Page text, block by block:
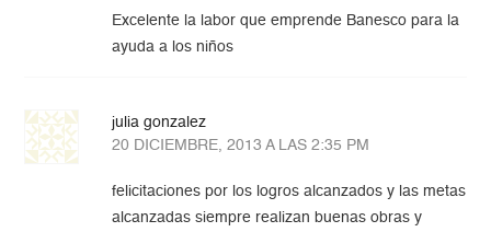
Excelente la labor que emprende Banesco para la
ayuda a los niños
julia gonzalez
20 DICIEMBRE, 2013 A LAS 2:35 PM
felicitaciones por los logros alcanzados y las metas
alcanzadas siempre realizan buenas obras y